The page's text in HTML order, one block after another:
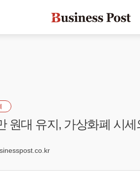
원대 유지, 가상화폐 시